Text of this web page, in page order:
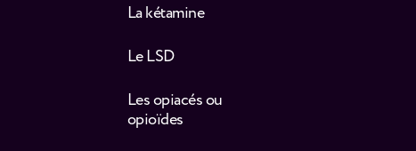
La kétamine
Le LSD
Les opiacés ou
opioïdes